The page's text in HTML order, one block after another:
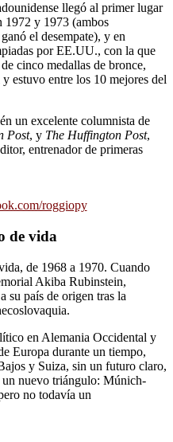
llegó al primer lugar
1972 y 1973 (ambos
el desempate), y en
por EE.UU., con la que
cinco medallas de bronce,
estuvo entre los 10 mejores del
un excelente columnista de
Post, y The Huffington Post,
entrenador de primeras
roggiopy
de vida
de 1968 a 1970. Cuando
Akiba Rubinstein,
su país de origen tras la
en Alemania Occidental y
Europa durante un tiempo,
y Suiza, sin un futuro claro,
nuevo triángulo: Múnich-
no todavía un